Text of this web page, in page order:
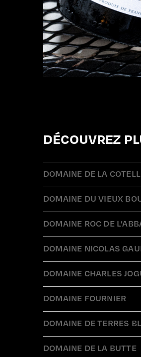
DÉCOUVREZ
DOMAINE DE LA
DOMAINE DU VIEUX
DOMAINE ROC DE
DOMAINE NICOLAS
DOMAINE CHARLES
DOMAINE FOURNIER
DOMAINE DE TERRES
DOMAINE DE LA BUTTE